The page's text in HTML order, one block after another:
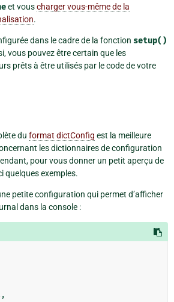
et vouscharger vous-même de la
.
dans le cadre de la fonction setup()
vous pouvez être certain que les
prêts à être utilisés par le code de votre
du format dictConfig est la meilleure
les dictionnaires de configuration
pour vous donner un petit aperçu de
quelques exemples.
petite configuration qui permet d’afficher
dans la console :
,